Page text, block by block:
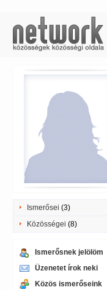
Ismerősei (3)
Közösségei (8)
Ismerősnek jelölöm
Üzenetet írok neki
Közös ismerőseink